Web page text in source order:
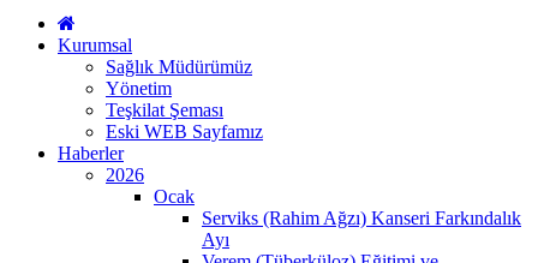
Kurumsal
Sağlık Müdürümüz
Yönetim
Teşkilat Şeması
Eski WEB Sayfamız
Haberler
2026
Ocak
Serviks (Rahim Ağzı) Kanseri Farkındalık
Ayı